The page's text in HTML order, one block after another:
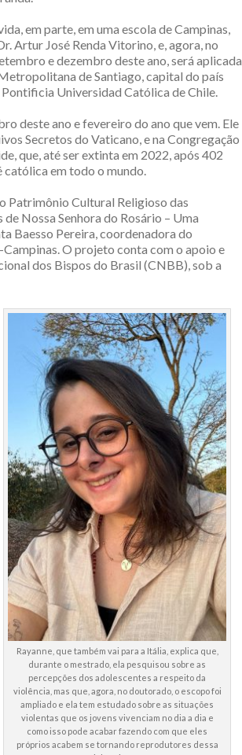
em parte, em uma escola de Campinas,
Artur José Renda Vitorino, e, agora, no
e dezembro deste ano, será aplicada
de Santiago, capital do país
Universidad Católica de Chile.
deste ano e fevereiro do ano que vem. Ele
Secretos do Vaticano, e na Congregação
que, até ser extinta em 2022, após 402
em todo o mundo.
Patrimônio Cultural Religioso das
Nossa Senhora do Rosário – Uma
Baesso Pereira, coordenadora do
O projeto conta com o apoio e
dos Bispos do Brasil (CNBB), sob a
Rayanne, que também vai para a Itália, explica que,
durante o mestrado, ela pesquisou sobre as
percepções dos adolescentes a respeito da
violência, mas que, agora, no doutorado, o escopo foi
ampliado e ela tem estudado sobre as situações
violentas que os jovens vivenciam no dia a dia e
como isso pode acabar fazendo com que eles
próprios acabem se tornando reprodutores dessa